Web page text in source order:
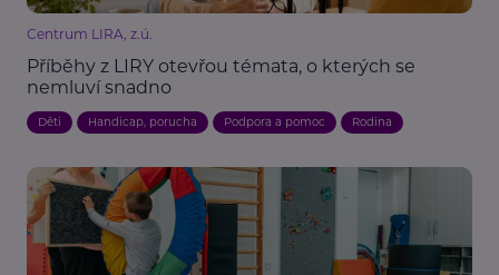
Centrum LIRA, z.ú.
Příběhy z LIRY otevřou témata, o kterých se
nemluví snadno
Děti Handicap, porucha Podpora a pomoc Rodina